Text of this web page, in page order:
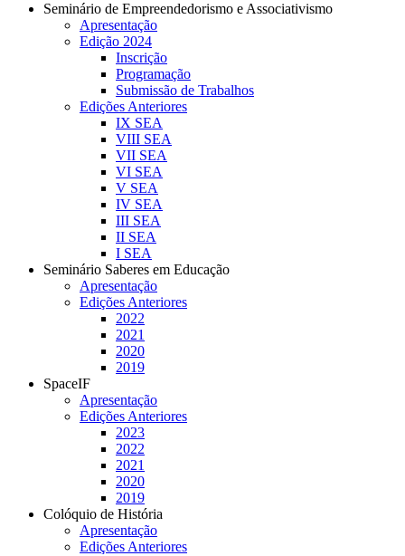
Seminário de Empreendedorismo e Associativismo
Apresentação
Edição 2024
Inscrição
Programação
Submissão de Trabalhos
Edições Anteriores
IX SEA
VIII SEA
VII SEA
VI SEA
V SEA
IV SEA
III SEA
II SEA
I SEA
Seminário Saberes em Educação
Apresentação
Edições Anteriores
2022
2021
2020
2019
SpaceIF
Apresentação
Edições Anteriores
2023
2022
2021
2020
2019
Colóquio de História
Apresentação
Edições Anteriores